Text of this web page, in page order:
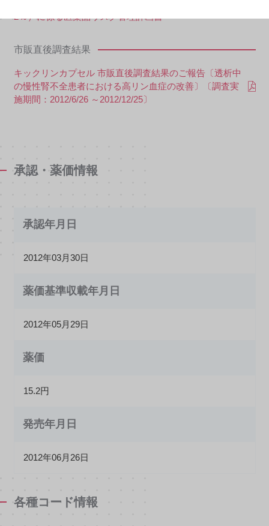
2％）に係る医薬品リスク管理計画書
市販直後調査結果
キックリンカプセル 市販直後調査結果のご報告〔透析中
の慢性腎不全患者における高リン血症の改善〕〔調査実
施期間：2012/6/26 ～2012/12/25〕
承認・薬価情報
承認年月日
2012年03月30日
薬価基準収載年月日
2012年05月29日
薬価
15.2円
発売年月日
2012年06月26日
各種コード情報